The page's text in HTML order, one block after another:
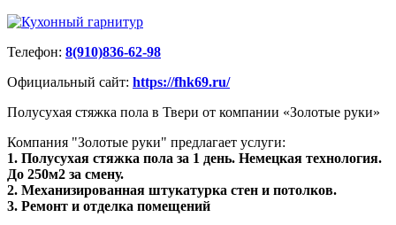
Телефон: 8(910)836-62-98
Официальный сайт: https://fhk69.ru/
Полусухая стяжка пола в Твери от компании «Золотые руки»
Компания "Золотые руки" предлагает услуги:
1. Полусухая стяжка пола за 1 день. Немецкая технология.
До 250м2 за смену.
2. Механизированная штукатурка стен и потолков.
3. Ремонт и отделка помещений